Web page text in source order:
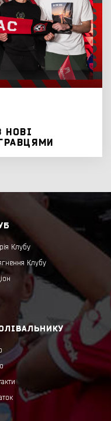
НОВІ
Клубу
Клубу